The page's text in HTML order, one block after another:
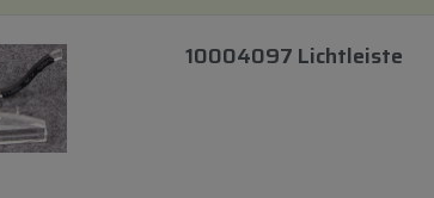
10004097 Lichtleiste